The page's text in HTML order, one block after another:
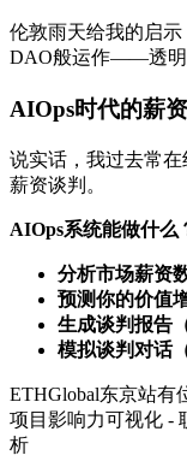
伦敦雨天给我的启示
DAO般运作——透明
AIOps时代的薪
说实话，我过去常
薪资谈判。
AIOps系统能做什么
分析市场薪资
预测你的价值
生成谈判报告
模拟谈判对话
ETHGlobal东京站有
项目影响力可视化 -
析